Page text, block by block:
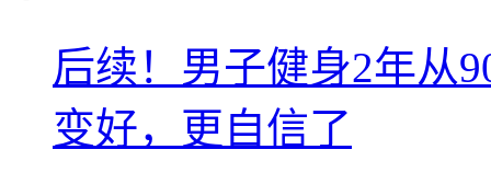
后续！男子健身2年从
变好，更自信了